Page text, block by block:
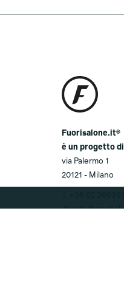
Fuorisalone.it®
è un progetto
via Palermo 1
20121 - Milano
@.